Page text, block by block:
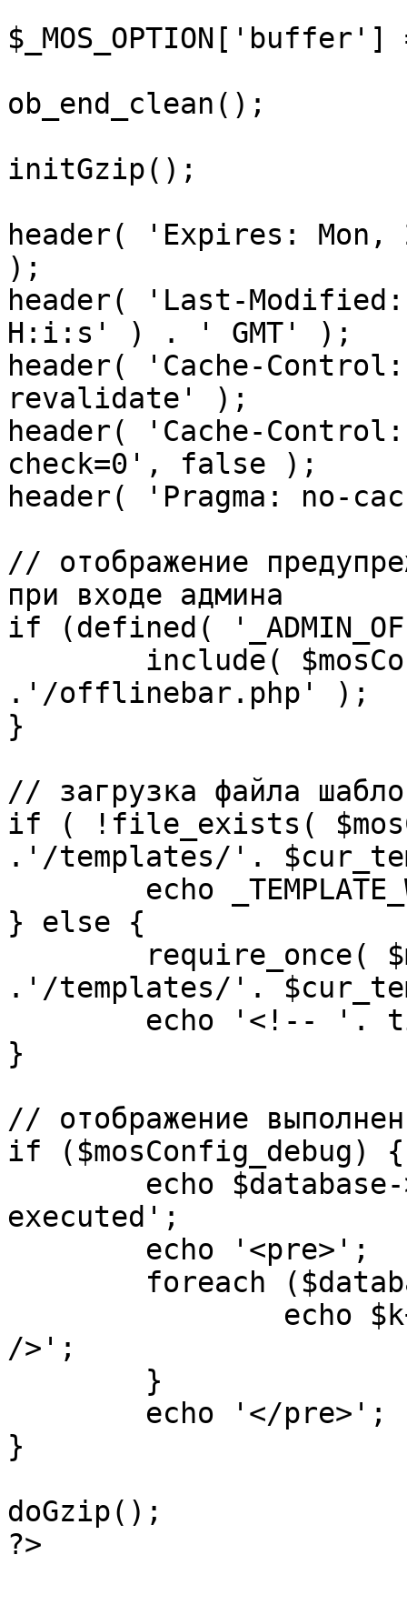
ob_end_clean();
initGzip();
header( 'Expires: Mon,
);
header( 'Last-
H:i:s' ) . ' GMT' );
header( 'Cache-
revalidate' );
header( 'Cache-
check=0', false );
header( 'Pragma: no-
// отображение
при входе админа
if (defined(
.'/offlinebar.php' );
}
// загрузка файла
if ( !file_exists(
.'/templates/'.
} else {
.'/templates/'.
}
// отображение
if ($mosConfig_debug) {
executed';
/>';
}
doGzip();
?>